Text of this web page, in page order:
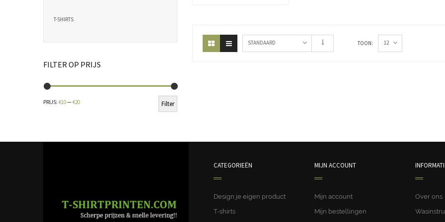
T-SHIRTS
FILTER OP PRIJS
Filter
PRIJS: €10—€20
STANDAARD TOON: 12
CATEGORIEËN
Design je eigen product
T-shirts
MIJN ACCOUNT
Mijn account
Mijn bestellingen
Over ons